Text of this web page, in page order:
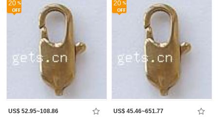
20
US$ 52.95~108.86
20
US$ 45.46~651.77